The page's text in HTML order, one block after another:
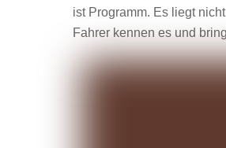
ist Programm. Es liegt
Fahrer kennen es und